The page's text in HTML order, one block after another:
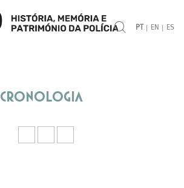
PT | EN | ES
Cronologia